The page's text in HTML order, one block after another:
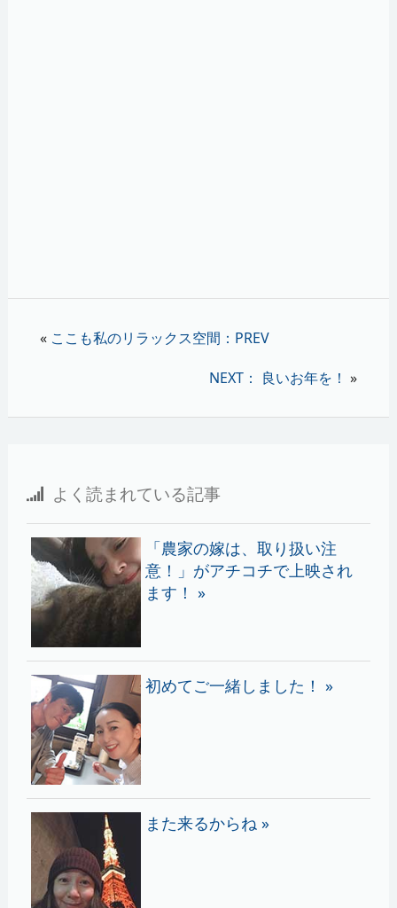
« ここも私のリラックス空間：PREV
NEXT： 良いお年を！ »
よく読まれている記事
「農家の嫁は、取り扱い注
意！」がアチコチで上映され
ます！ »
初めてご一緒しました！ »
また来るからね »